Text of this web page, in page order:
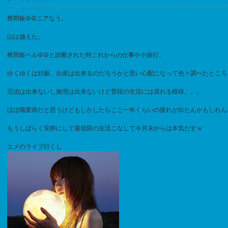
椎間板☮☮ニアなう。
山は越えた。
椎間板ヘル☮☮と診断された時これからの仕事や小旅行、
ゆくゆくは妊娠、出産は出来るのだろうかと思い心配になって色々調べたところ
完治は出来ないし無理は出来ないけど普段の生活には戻れる模様。。。
ほぼ職業病だと思うけどもしかしたらここ一年くらいの疲れが出たんかもしれ
もうしばらく安静にして最低限の生活こなして今月末からは本気だすｗ
エメのライブ行くし